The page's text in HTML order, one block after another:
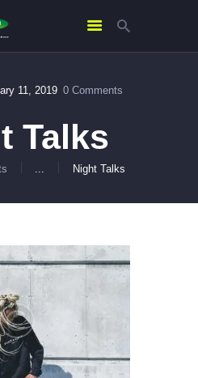
11, 2019 0 Comments
Talks
... Night Talks